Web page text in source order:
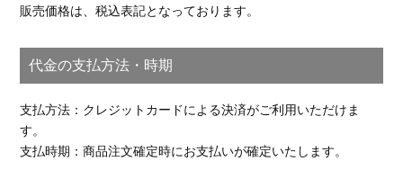
販売価格は、税込表記となっております。
代金の支払方法・時期
支払方法：クレジットカードによる決済がご利用いただけま
す。
支払時期：商品注文確定時にお支払いが確定いたします。